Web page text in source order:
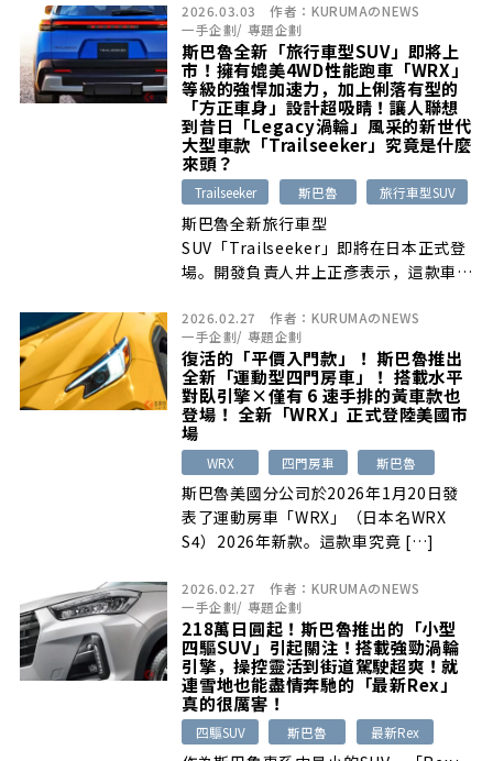
2026.03.03 作者： KURUMAのNEWS
一手企劃/ 專題企劃
斯巴魯全新「旅行車型SUV」即將上
市！擁有媲美4WD性能跑車「WRX」
等級的強悍加速力，加上俐落有型的
「方正車身」設計超吸睛！讓人聯想
到昔日「Legacy渦輪」風采的新世代
大型車款「Trailseeker」究竟是什麼
來頭？
Trailseeker 斯巴魯 旅行車型SUV
斯巴魯全新旅行車型
SUV「Trailseeker」即將在日本正式登
場。開發負責人井上正彥表示，這款車體
2026.02.27 作者： KURUMAのNEWS
一手企劃/ 專題企劃
復活的「平價入門款」！ 斯巴魯推出
全新「運動型四門房車」！ 搭載水平
對臥引擎×僅有 6 速手排的黃車款也
登場！ 全新「WRX」正式登陸美國市
場
WRX 四門房車 斯巴魯
斯巴魯美國分公司於2026年1月20日發
表了運動房車「WRX」（日本名WRX
S4）2026年新款。這款車究竟 […]
2026.02.27 作者： KURUMAのNEWS
一手企劃/ 專題企劃
218萬日圓起！斯巴魯推出的「小型
四驅SUV」引起關注！搭載強勁渦輪
引擎，操控靈活到街道駕駛超爽！就
連雪地也能盡情奔馳的「最新Rex」
真的很厲害！
四驅SUV 斯巴魯 最新Rex